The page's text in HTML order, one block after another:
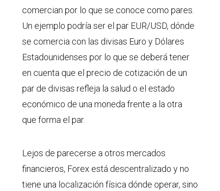
comercian por lo que se conoce como pares.
Un ejemplo podría ser el par EUR/USD, dónde
se comercia con las divisas Euro y Dólares
Estadounidenses por lo que se deberá tener
en cuenta que el precio de cotización de un
par de divisas refleja la salud o el estado
económico de una moneda frente a la otra
que forma el par.
Lejos de parecerse a otros mercados
financieros, Forex está descentralizado y no
tiene una localización física dónde operar, sino